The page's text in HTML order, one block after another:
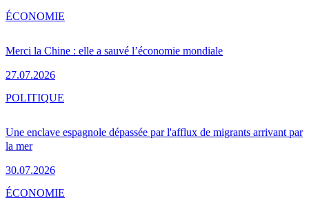
Merci la Chine : elle a sauvé l’économie mondiale
27.07.2026
ÉCONOMIE
Une enclave espagnole dépassée par l'afflux de migrants arrivant par
la mer
30.07.2026
POLITIQUE
ÉCONOMIE